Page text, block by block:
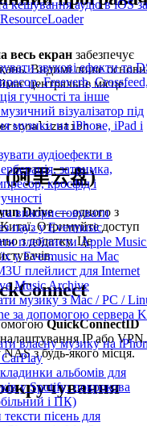
кешування аудіо в iOS за
звукові ефекти та
Freeverb,
гучності та інше
візуалізатор під
музики на iPhone, iPad і
аудіоефекти в
затримка,
кросфід і
використовувати
пауз у Evermusic
плейлисти Apple Music
у Evermusic на Mac
плейлист для Internet
Music Archive
музику з Mac / PC /
за допомогою сервера
власну музику на
альбомів для
у Spotify: покрокова
і ПК)
пісень для
весь екран забезпечує
Видимі лише
центральне місце.
>
阿里云盘)
Drive— одного з
Отримуйте доступ
з додатку. Це
QuickConnectID
налаштування IP або VPN.
з будь-якого місця.